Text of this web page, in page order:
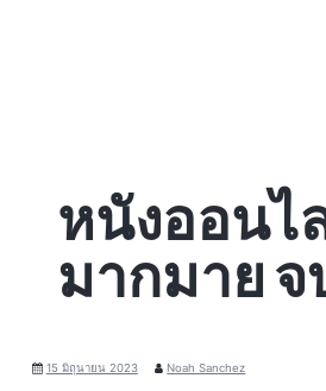
หนังออนไ
มากมาย จ
15 มิถุนายน 2023 Noah Sanchez